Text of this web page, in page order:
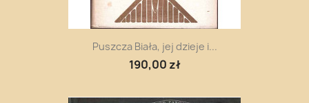
Puszcza Biała, jej dzieje i...
190,00 zł